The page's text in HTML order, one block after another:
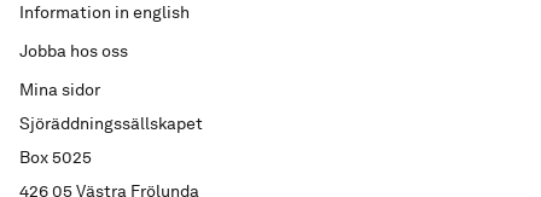
Sjöräddningssällskapet
Box 5025
426 05 Västra Frölunda
Information in english
Jobba hos oss
Mina sidor